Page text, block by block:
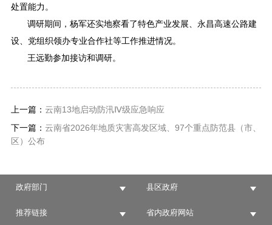
处置能力。
调研期间，杨军还实地察看了特色产业发展、永昌高速公路建
设、党组织领办专业合作社等工作推进情况。
王远勤参加接访和调研。
上一篇： 云南13地启动防汛Ⅳ级应急响应
下一篇： 云南省2026年地质灾害高发区域、97个重点防范县（市、
区）公布
政府部门 县区政府
推荐链接 省内政府网站